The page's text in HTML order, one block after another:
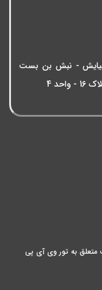
نیایش - نبش بن بست
4
متعلق به تور وی آی پی